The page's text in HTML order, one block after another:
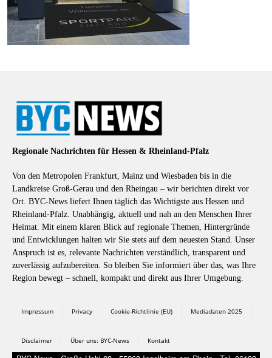
Regionale Nachrichten für Hessen & Rheinland-Pfalz
Von den Metropolen Frankfurt, Mainz und Wiesbaden bis in die
Landkreise Groß-Gerau und den Rheingau – wir berichten direkt vor
Ort. BYC-News liefert Ihnen täglich das Wichtigste aus Hessen und
Rheinland-Pfalz. Unabhängig, aktuell und nah an den Menschen Ihrer
Heimat. Mit einem klaren Blick auf regionale Themen, Hintergründe
und Entwicklungen halten wir Sie stets auf dem neuesten Stand. Unser
Anspruch ist es, relevante Nachrichten verständlich, transparent und
zuverlässig aufzubereiten. So bleiben Sie informiert über das, was Ihre
Region bewegt – schnell, kompakt und direkt aus Ihrer Umgebung.
Impressum Privacy Cookie-Richtlinie (EU) Mediadaten 2025
Disclaimer Über uns: BYC-News Kontakt